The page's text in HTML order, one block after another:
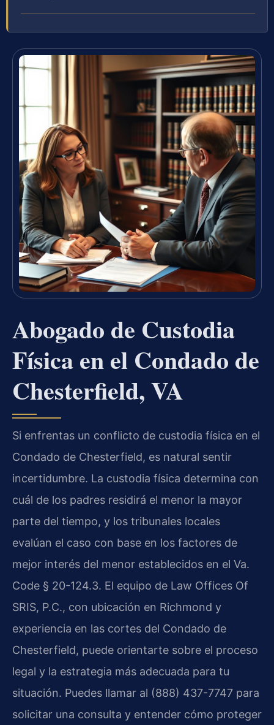
Abogado de Custodia
Física en el Condado de
Chesterfield, VA
Si enfrentas un conflicto de custodia física en el
Condado de Chesterfield, es natural sentir
incertidumbre. La custodia física determina con
cuál de los padres residirá el menor la mayor
parte del tiempo, y los tribunales locales
evalúan el caso con base en los factores de
mejor interés del menor establecidos en el Va.
Code § 20-124.3. El equipo de Law Offices Of
SRIS, P.C., con ubicación en Richmond y
experiencia en las cortes del Condado de
Chesterfield, puede orientarte sobre el proceso
legal y la estrategia más adecuada para tu
situación. Puedes llamar al (888) 437-7747 para
solicitar una consulta y entender cómo proteger